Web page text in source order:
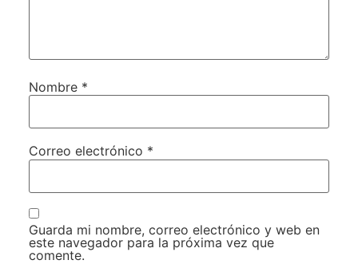
Nombre *
Correo electrónico *
Guarda mi nombre, correo electrónico y web en
este navegador para la próxima vez que
comente.